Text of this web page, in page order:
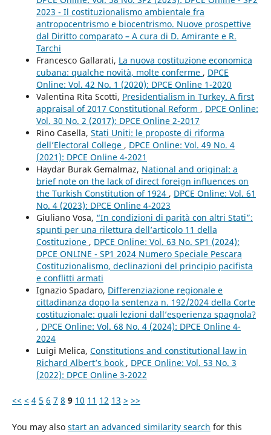
2023 - Il costituzionalismo ambientale fra
antropocentrismo e biocentrismo. Nuove prospettive
dal Diritto comparato – A cura di D. Amirante e R.
Tarchi
Francesco Gallarati, La nuova costituzione economica
cubana: qualche novità, molte conferme , DPCE
Online: Vol. 42 No. 1 (2020): DPCE Online 1-2020
Valentina Rita Scotti, Presidentialism in Turkey. A first
appraisal of 2017 Constitutional Reform , DPCE Online:
Vol. 30 No. 2 (2017): DPCE Online 2-2017
Rino Casella, Stati Uniti: le proposte di riforma
dell’Electoral College , DPCE Online: Vol. 49 No. 4
(2021): DPCE Online 4-2021
Haydar Burak Gemalmaz, National and original: a
brief note on the lack of direct foreign influences on
the Turkish Constitution of 1924 , DPCE Online: Vol. 61
No. 4 (2023): DPCE Online 4-2023
Giuliano Vosa, “In condizioni di parità con altri Stati”:
spunti per una rilettura dell’articolo 11 della
Costituzione , DPCE Online: Vol. 63 No. SP1 (2024):
DPCE ONLINE - SP1 2024 Numero Speciale Pescara
Costituzionalismo, declinazioni del principio pacifista
e conflitti armati
Ignazio Spadaro, Differenziazione regionale e
cittadinanza dopo la sentenza n. 192/2024 della Corte
costituzionale: quali lezioni dall’esperienza spagnola?
, DPCE Online: Vol. 68 No. 4 (2024): DPCE Online 4-
2024
Luigi Melica, Constitutions and constitutional law in
Richard Albert’s book , DPCE Online: Vol. 53 No. 3
(2022): DPCE Online 3-2022
<< < 4 5 6 7 8 9 10 11 12 13 > >>
You may also start an advanced similarity search for this